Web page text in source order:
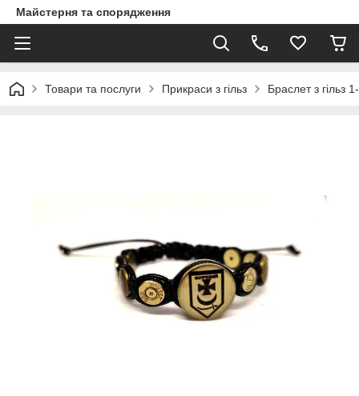
Майстерня та спорядження
Товари та послуги Прикраси з гільз Браслет з гільз